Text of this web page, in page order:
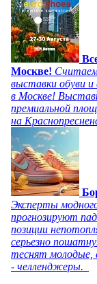
Москве!
выставки обуви и
в Москве!
премиальной
на
Эксперты
прогнозируют
позиции
серьезно
теснят молодые,
- челленджеры.